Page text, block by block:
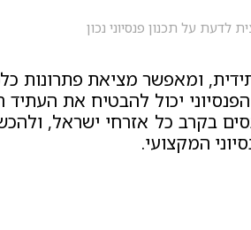
לדעת על תכנון פנסיוני נכון
עתידית, ומאפשר מציאת
יכול להבטיח את העתיד
בקרב כל אזרחי ישראל,
המקצועי.